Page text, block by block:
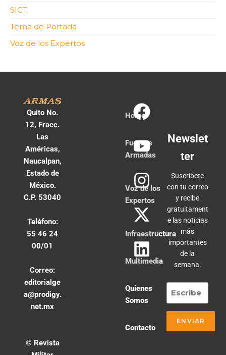
SICT
Tema de Portada
Voz de los Expertos
Quito No.
12, Fracc.
Las
Américas,
Naucalpan,
Estado de
México.
C.P. 53040
Teléfono:
55 46 24
00/01
Correo:
editorialge
a@prodigy.
net.mx
© Revista
Home
Fuerzas
Armadas
Voz de los
Expertos
Infraestructura
Multimedia
Quienes
Somos
Contacto
Newslet
ter
Suscríbete
con tu correo
y recibe
gratuitament
e las noticias
más
importantes
de la
semana.